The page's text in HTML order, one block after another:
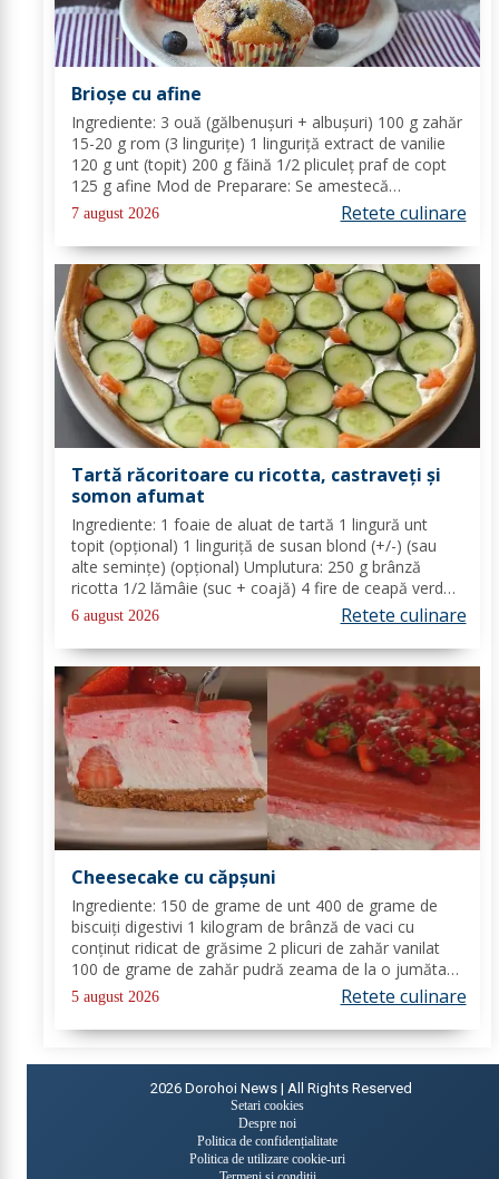
Brioșe cu afine
Ingrediente: 3 ouă (gălbenușuri + albușuri) 100 g zahăr
15-20 g rom (3 lingurițe) 1 linguriță extract de vanilie
120 g unt (topit) 200 g făină 1/2 pliculeț praf de copt
125 g afine Mod de Preparare: Se amestecă
gălbenușurile cu zahărul, romul și vanilia. Se adaugă
untul topit, făina și praful de...
7 august 2026 Retete culinare
Tartă răcoritoare cu ricotta, castraveți și
somon afumat
Ingrediente: 1 foaie de aluat de tartă 1 lingură unt
topit (opțional) 1 linguriță de susan blond (+/-) (sau
alte semințe) (opțional) Umplutura: 250 g brânză
ricotta 1/2 lămâie (suc + coajă) 4 fire de ceapă verde
(+/-) piper Toppinguri: 1 castravete 80 gr somon
afumat 1 linguriță semințe de susan...
6 august 2026 Retete culinare
Cheesecake cu căpșuni
Ingrediente: 150 de grame de unt 400 de grame de
biscuiți digestivi 1 kilogram de brânză de vaci cu
conținut ridicat de grăsime 2 plicuri de zahăr vanilat
100 de grame de zahăr pudră zeama de la o jumătate
de lămâie 600 de mililitri de smântână pentru frișcă 4
foi de gelatină hidratate în apă rece...
5 august 2026 Retete culinare
2026 Dorohoi News | All Rights Reserved
Setari cookies
Despre noi
Politica de confidențialitate
Politica de utilizare cookie-uri